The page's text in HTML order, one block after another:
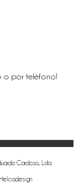
o por teléfono!
Cardoso, Lda.
Helcadesign